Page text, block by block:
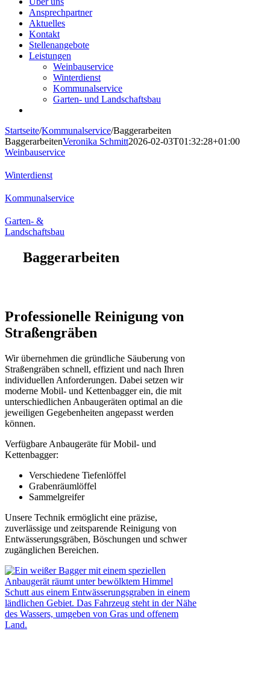
Ansprechpartner
Aktuelles
Kontakt
Stellenangebote
Leistungen
Weinbauservice
Winterdienst
Kommunalservice
Garten- und Landschaftsbau
Startseite/Kommunalservice/Baggerarbeiten
BaggerarbeitenVeronika Schmitt2026-02-03T01:32:28+01:00
Weinbauservice
Winterdienst
Kommunalservice
Garten- &
Landschaftsbau
Baggerarbeiten
Professionelle Reinigung von
Straßengräben
Wir übernehmen die gründliche Säuberung von
Straßengräben schnell, effizient und nach Ihren
individuellen Anforderungen. Dabei setzen wir
moderne Mobil- und Kettenbagger ein, die mit
unterschiedlichen Anbaugeräten optimal an die
jeweiligen Gegebenheiten angepasst werden
können.
Verfügbare Anbaugeräte für Mobil- und
Kettenbagger:
Verschiedene Tiefenlöffel
Grabenräumlöffel
Sammelgreifer
Unsere Technik ermöglicht eine präzise,
zuverlässige und zeitsparende Reinigung von
Entwässerungsgräben, Böschungen und schwer
zugänglichen Bereichen.